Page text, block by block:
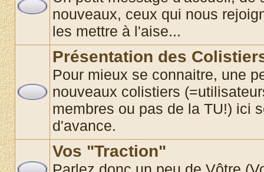
nouveaux, ceux qui nous
les mettre à l'aise...
Présentation des
Pour mieux se connaitre, une
nouveaux colistiers
membres ou pas de la TU!) ici
d'avance.
Vos "Traction"